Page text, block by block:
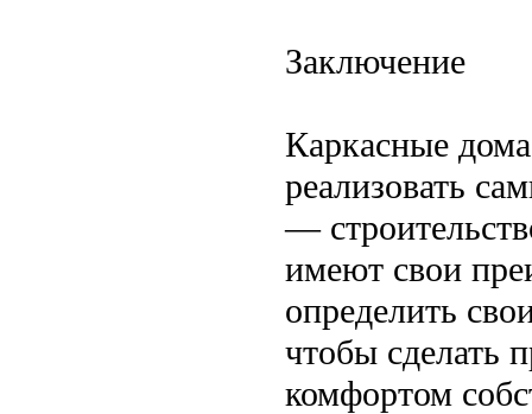
Заключение
Каркасные
реализовать
—
имеют свои
определить
чтобы сделать
комфортом